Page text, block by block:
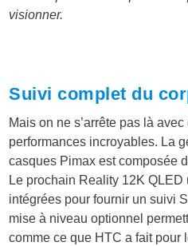
visionner.
Suivi complet du
Mais on ne s’arrête pas là avec
performances incroyables. La
casques Pimax est composée
Le prochain Reality 12K
intégrées pour fournir un suivi
mise à niveau optionnel
comme ce que HTC a fait pour